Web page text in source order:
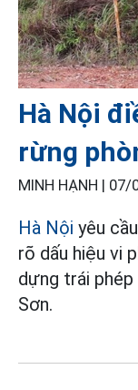
Hà Nội
rừng
MINH HẠNH | 07/
Hà Nội yêu
rõ dấu hiệu vi
dựng trái
Sơn.